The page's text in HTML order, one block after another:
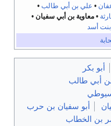
• علي بن أبي طالب •
•معاوية بن أبي سفيان •
أسد
أبو بكر
أبي طالب
أبو سفيان بن حرب
بن الخطاب